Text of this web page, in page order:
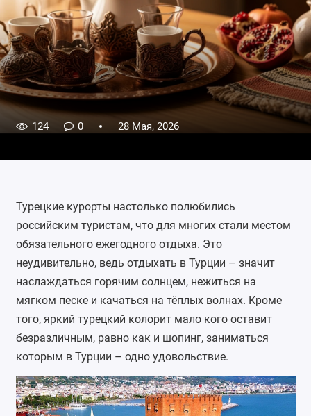
124 0 28 Мая, 2026
Турецкие курорты настолько полюбились
российским туристам, что для многих стали местом
обязательного ежегодного отдыха. Это
неудивительно, ведь отдыхать в Турции – значит
наслаждаться горячим солнцем, нежиться на
мягком песке и качаться на тёплых волнах. Кроме
того, яркий турецкий колорит мало кого оставит
безразличным, равно как и шопинг, заниматься
которым в Турции – одно удовольствие.